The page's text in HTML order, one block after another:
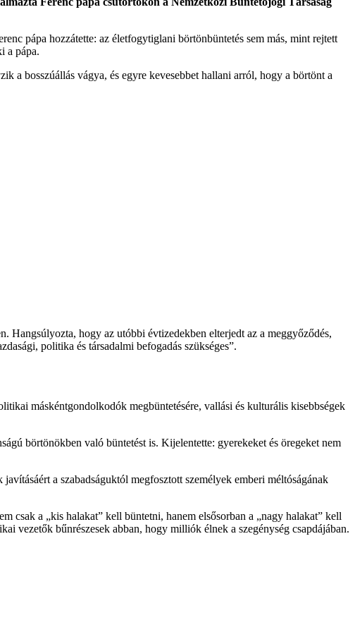
pápa hozzátette: az életfogytiglani börtönbüntetés sem más, mint rejtett
a pápa.
a bosszúállás vágya, és egyre kevesebbet hallani arról, hogy a börtönt a
Hangsúlyozta, hogy az utóbbi évtizedekben elterjedt az a meggyőződés,
politika és társadalmi befogadás szükséges”.
máskéntgondolkodók megbüntetésére, vallási és kulturális kisebbségek
börtönökben való büntetést is. Kijelentette: gyerekeket és öregeket nem
a szabadságuktól megfosztott személyek emberi méltóságának
csak a „kis halakat” kell büntetni, hanem elsősorban a „nagy halakat” kell
vezetők bűnrészesek abban, hogy milliók élnek a szegénység csapdájában.